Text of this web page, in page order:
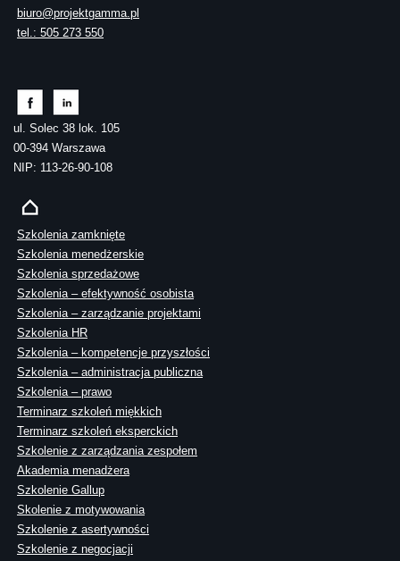
biuro@projektgamma.pl
tel.: 505 273 550
ul. Solec 38 lok. 105
00-394 Warszawa
NIP: 113-26-90-108
Szkolenia zamknięte
Szkolenia menedżerskie
Szkolenia sprzedażowe
Szkolenia – efektywność osobista
Szkolenia – zarządzanie projektami
Szkolenia HR
Szkolenia – kompetencje przyszłości
Szkolenia – administracja publiczna
Szkolenia – prawo
Terminarz szkoleń miękkich
Terminarz szkoleń eksperckich
Szkolenie z zarządzania zespołem
Akademia menadżera
Szkolenie Gallup
Skolenie z motywowania
Szkolenie z asertywności
Szkolenie z negocjacji